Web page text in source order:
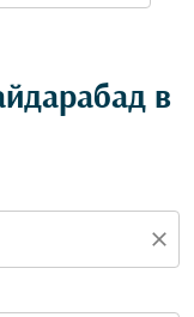
в
close